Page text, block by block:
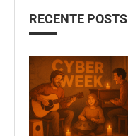
RECENTE POSTS